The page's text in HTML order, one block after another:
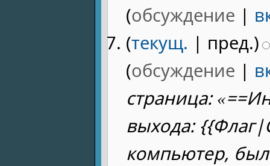
(обсуждение |
(текущ. | пред.)
(обсуждение |
страница:
выхода:
компьютер,